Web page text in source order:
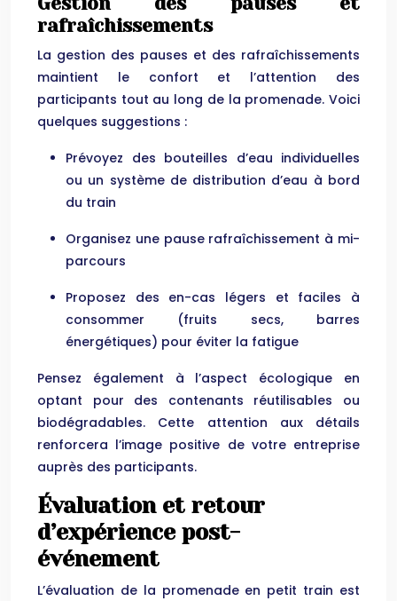
rafraîchissements
La gestion des pauses et des rafraîchissements
maintient le confort et l’attention des
participants tout au long de la promenade. Voici
quelques suggestions :
Prévoyez des bouteilles d’eau individuelles
ou un système de distribution d’eau à bord
du train
Organisez une pause rafraîchissement à mi-
parcours
Proposez des en-cas légers et faciles à
consommer (fruits secs, barres
énergétiques) pour éviter la fatigue
Pensez également à l’aspect écologique en
optant pour des contenants réutilisables ou
biodégradables. Cette attention aux détails
renforcera l’image positive de votre entreprise
auprès des participants.
Évaluation et retour
d’expérience post-
événement
L’évaluation de la promenade en petit train est